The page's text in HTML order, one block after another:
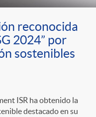
reconocida
2024” por
sostenibles
ISR ha obtenido la
destacado en su